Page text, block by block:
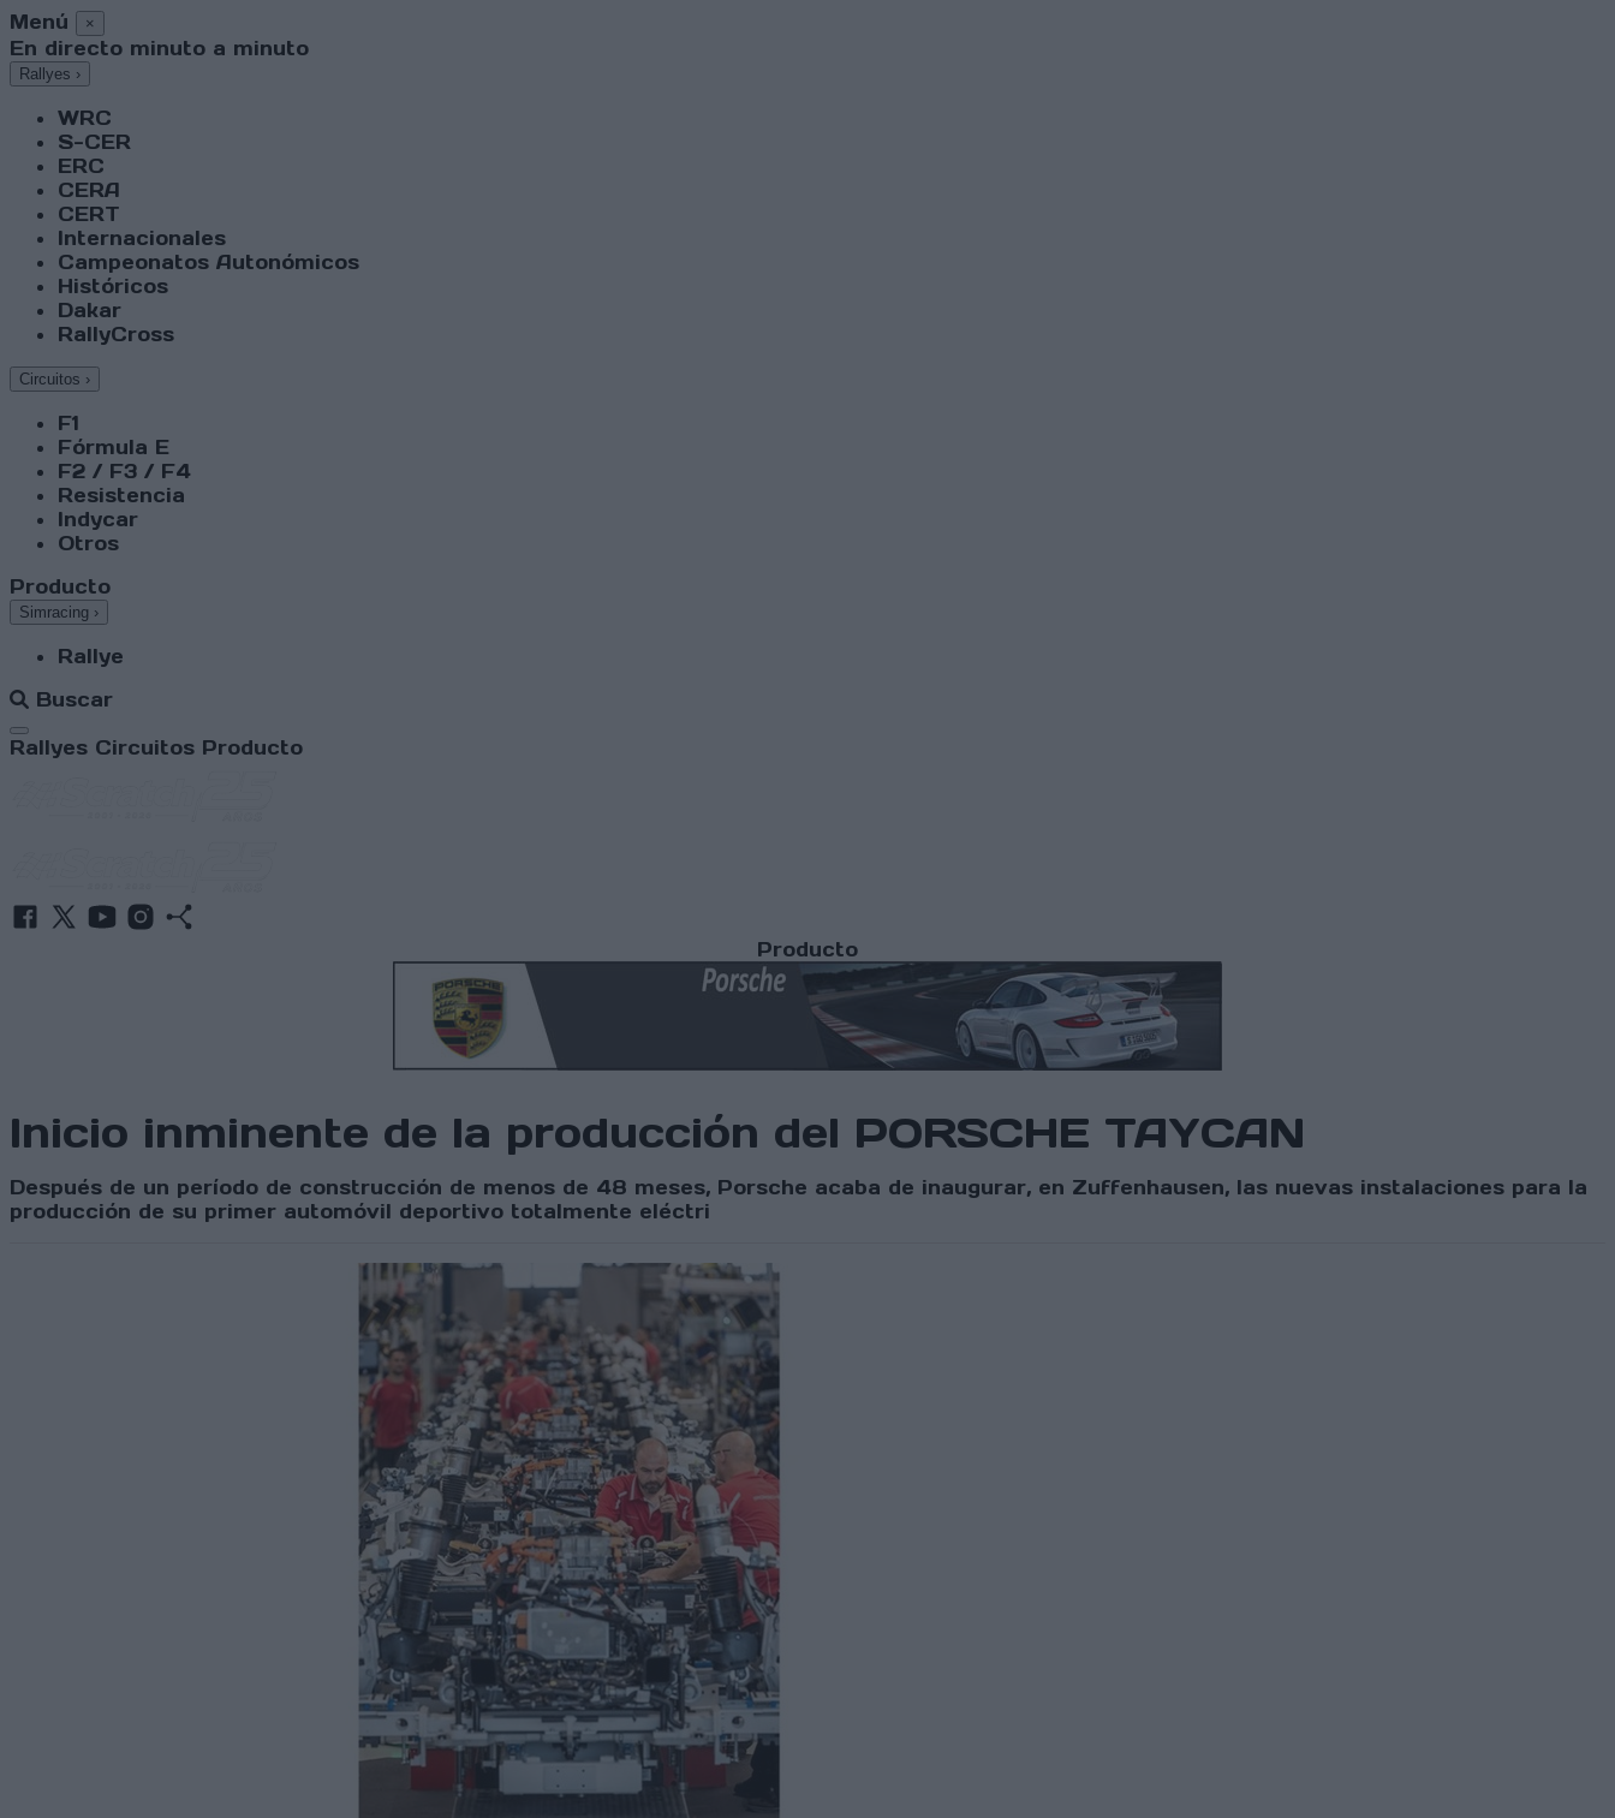
Menú ×
En directo minuto a minuto
Rallyes ›
WRC
S-CER
ERC
CERA
CERT
Internacionales
Campeonatos Autonómicos
Históricos
Dakar
RallyCross
Circuitos ›
F1
Fórmula E
F2 / F3 / F4
Resistencia
Indycar
Otros
Producto
Simracing ›
Rallye
Buscar
Abrir menú
Rallyes Circuitos Producto
Producto
Inicio inminente de la producción del PORSCHE TAYCAN
Después de un período de construcción de menos de 48 meses, Porsche acaba de inaugurar, en Zuffenhausen, las nuevas instalaciones para la
producción de su primer automóvil deportivo totalmente eléctri